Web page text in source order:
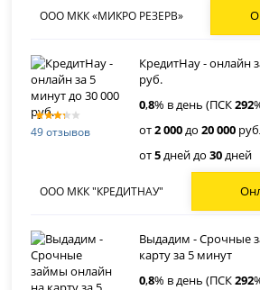
ООО МКК «МИКРО РЕЗЕРВ»
49 отзывов
КредитНау - онлайн
руб.
0,8% в день (ПСК292
от2 000до20 000
от5дней до30дней
ООО МКК "КРЕДИТНАУ"
Выдадим - Срочные
карту за 5 минут
0,8% в день (ПСК292